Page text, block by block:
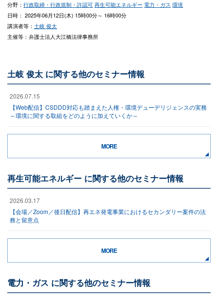
分野： 行政取締・行政規制・許認可再生可能エネルギー 電力・ガス 環境
日時： 2025年06月12日(木) 15時00分～ 16時00分
講演者等： 土岐 俊太
主催等：弁護士法人大江橋法律事務所
土岐 俊太 に関する他のセミナー情報
2026.07.15
【Web配信】CSDDD対応も踏まえた人権・環境デューデリジェンスの実務
～環境に関する取組をどのように加えていくか～
MORE
再生可能エネルギー に関する他のセミナー情報
2026.03.17
【会場／Zoom／後日配信】再エネ発電事業におけるセカンダリー案件の法
務と留意点
MORE
電力・ガス に関する他のセミナー情報